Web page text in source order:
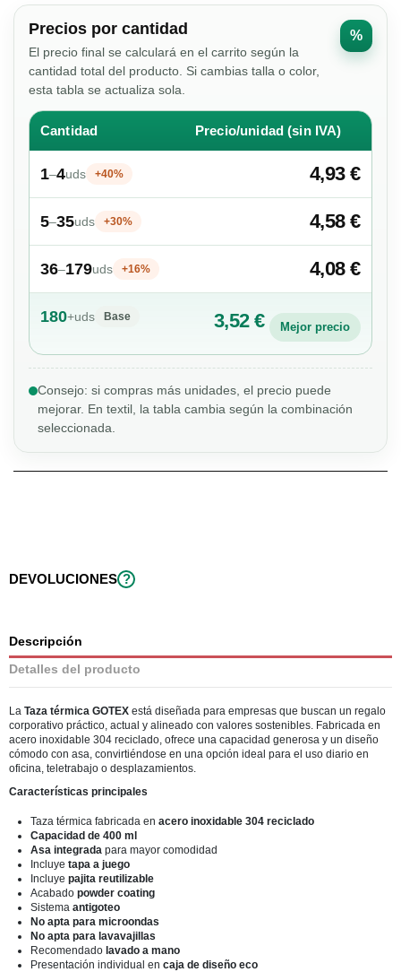
Precios por cantidad
El precio final se calculará en el carrito según la
cantidad total del producto. Si cambias talla o color,
esta tabla se actualiza sola.
%
Cantidad Precio/unidad (sin IVA)
1–4uds +40% 4,93 €
5–35uds +30% 4,58 €
36–179uds +16% 4,08 €
180+uds Base 3,52 € Mejor precio
Consejo: si compras más unidades, el precio puede
mejorar. En textil, la tabla cambia según la combinación
seleccionada.
DEVOLUCIONES ?
Descripción
Detalles del producto
La Taza térmica GOTEX está diseñada para empresas que buscan un regalo
corporativo práctico, actual y alineado con valores sostenibles. Fabricada en
acero inoxidable 304 reciclado, ofrece una capacidad generosa y un diseño
cómodo con asa, convirtiéndose en una opción ideal para el uso diario en
oficina, teletrabajo o desplazamientos.
Características principales
Taza térmica fabricada en acero inoxidable 304 reciclado
Capacidad de 400 ml
Asa integrada para mayor comodidad
Incluye tapa a juego
Incluye pajita reutilizable
Acabado powder coating
Sistema antigoteo
No apta para microondas
No apta para lavavajillas
Recomendado lavado a mano
Presentación individual en caja de diseño eco